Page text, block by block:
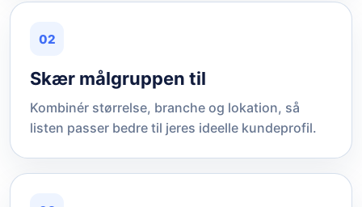
02
Skær målgruppen til
Kombinér størrelse, branche og lokation, så
listen passer bedre til jeres ideelle kundeprofil.